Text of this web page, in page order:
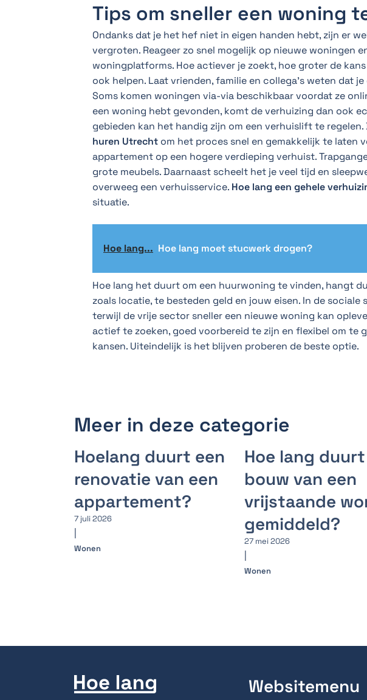
Tips om sneller een woning
Ondanks dat je het hef niet in eigen handen hebt, zijn er
vergroten. Reageer zo snel mogelijk op nieuwe woningen
woningplatforms. Hoe actiever je zoekt, hoe groter de
ook helpen. Laat vrienden, familie en collega’s weten dat
Soms komen woningen via-via beschikbaar voordat ze
een woning hebt gevonden, komt de verhuizing dan ook
gebieden kan het handig zijn om een verhuislift te regelen.
huren Utrecht om het proces snel en gemakkelijk te laten
appartement op een hogere verdieping verhuist.
grote meubels. Daarnaast scheelt het je veel tijd en
overweeg een verhuisservice. Hoe lang een gehele
situatie.
Hoe lang... Hoe lang moet stucwerk drogen?
Hoe lang het duurt om een huurwoning te vinden, hangt
zoals locatie, te besteden geld en jouw eisen. In de
terwijl de vrije sector sneller een nieuwe woning kan
actief te zoeken, goed voorbereid te zijn en flexibel om te
kansen. Uiteindelijk is het blijven proberen de beste optie.
Meer in deze categorie
Hoelang duurt een
renovatie van een
appartement?
7 juli 2026
Wonen
Hoe lang
bouw van een
vrijstaande
gemiddeld?
27 mei 2026
Wonen
Websitemenu